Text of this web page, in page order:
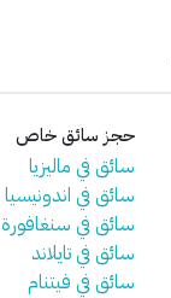
حجز سائق خاص
سائق في ماليزيا
سائق في اندونيسيا
سائق في سنغافورة
سائق في تايلاند
سائق في فيتنام